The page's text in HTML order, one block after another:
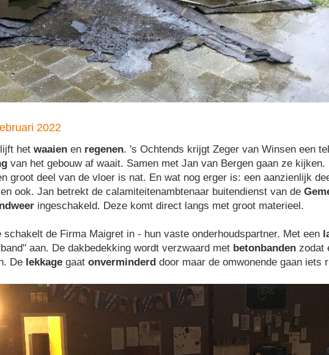
2022
het waaien en regenen. 's Ochtends krijgt Zeger van Winsen een
van het gebouw af waait. Samen met Jan van Bergen gaan ze kijken.
groot deel van de vloer is nat. En wat nog erger is: een aanzienlijk
ook. Jan betrekt de calamiteiten­ambtenaar buitendienst van de
ingeschakeld. Deze komt direct langs met groot materieel.
schakelt de Firma Maigret in - hun vaste onder­houds­partner. Met een
aan. De dakbedekking wordt verzwaard met betonbanden zodat
De lekkage gaat onverminderd door maar de omwonende gaan iets